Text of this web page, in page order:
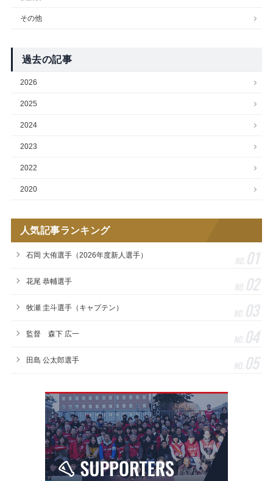
その他
過去の記事
2026
2025
2024
2023
2022
2020
人気記事ランキング
石岡 大侑選手（2026年度新人選手） No. 01
花尾 恭輔選手 No. 02
牧瀬 圭斗選手（キャプテン） No. 03
監督 森下 広一 No. 04
田島 公太郎選手 No. 05